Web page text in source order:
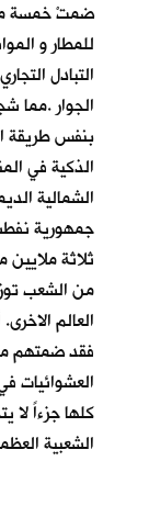
ضمتْ خمسة
للمطار و
التبادل
الجوار .مما
بنفس طريقة
الذكية في
الشمالية
جمهورية
ثلاثة
من الشعب
العالم
فقد ضمتهم
العشوائيات
كلها جزءاً لا
الشعبية